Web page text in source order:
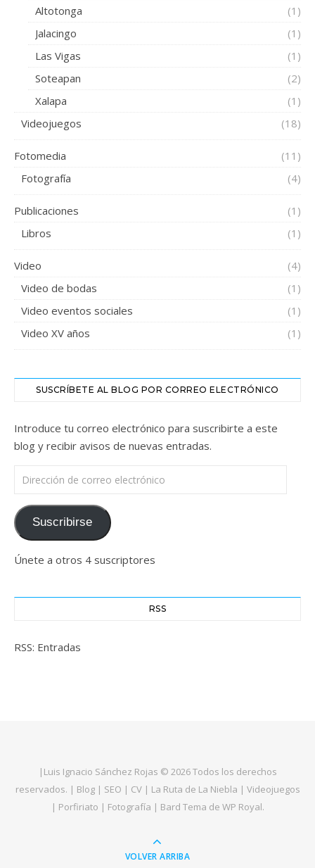
Altotonga
(1)
Jalacingo
(1)
Las Vigas
(1)
Soteapan
(2)
Xalapa
(1)
Videojuegos
(18)
Fotomedia
(11)
Fotografía
(4)
Publicaciones
(1)
Libros
(1)
Video
(4)
Video de bodas
(1)
Video eventos sociales
(1)
Video XV años
(1)
SUSCRÍBETE AL BLOG POR CORREO ELECTRÓNICO
Introduce tu correo electrónico para suscribirte a este
blog y recibir avisos de nuevas entradas.
Dirección de correo electrónico
Suscribirse
Únete a otros 4 suscriptores
RSS
RSS: Entradas
| Luis Ignacio Sánchez Rojas © 2026 Todos los derechos
reservados. | Blog| SEO | CV| La Ruta de La Niebla | Videojuegos
| Porfiriato | Fotografía | Bard Tema de WP Royal.
VOLVER ARRIBA